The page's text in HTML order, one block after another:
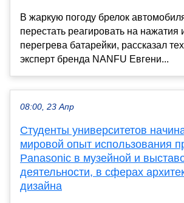
В жаркую погоду брелок
перестать реагировать на нажатия
перегрева батарейки, рассказал
эксперт бренда NANFU Евгени...
08:00, 23 Апр
Студенты университетов
мировой опыт использования
Panasonic в музейной и
деятельности, в сферах
дизайна